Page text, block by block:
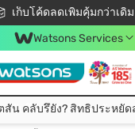
เก็บโค้ดลดเพิ่มคุ้มกว่าเดิ
ปออนไลน์ครั้งแรก ลดเพิ่มจุก
📦ส่งฟรี! เมื่อชอป
สมาชิกวัตสัน คลับดียังไ
Watsons Services
มีบัตรสมาชิกวัตสัน คลับรึยัง? สิทธิประหยัดสุดว้าวรอคุณอยู่ ชอปคุ้มกว่าเดิม คลิก!
น คลับรึยัง? สิทธิประหยั